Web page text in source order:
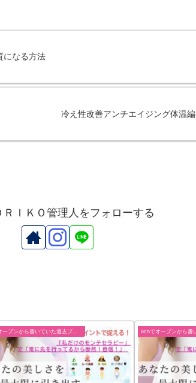
になる方法
冷え性改善アンチエイジング体温編
ＲＩＫＯ管理人をフォローする
ocnでオープンから書いていた過去ブログ